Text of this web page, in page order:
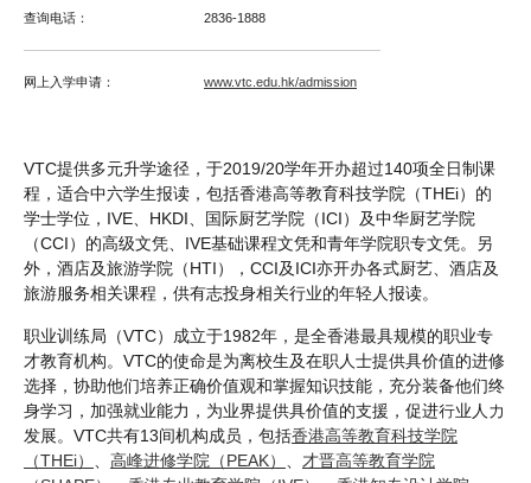
查询电话： 2836-1888
网上入学申请： www.vtc.edu.hk/admission
VTC提供多元升学途径，于2019/20学年开办超过140项全日制课
程，适合中六学生报读，包括香港高等教育科技学院（THEi）的
学士学位，IVE、HKDI、国际厨艺学院（ICI）及中华厨艺学院
（CCI）的高级文凭、IVE基础课程文凭和青年学院职专文凭。另
外，酒店及旅游学院（HTI），CCI及ICI亦开办各式厨艺、酒店及
旅游服务相关课程，供有志投身相关行业的年轻人报读。
职业训练局（VTC）成立于1982年，是全香港最具规模的职业专
才教育机构。VTC的使命是为离校生及在职人士提供具价值的进修
选择，协助他们培养正确价值观和掌握知识技能，充分装备他们终
身学习，加强就业能力，为业界提供具价值的支援，促进行业人力
发展。VTC共有13间机构成员，包括香港高等教育科技学院
（THEi）
高峰进修学院（PEAK）
才晋高等教育学院